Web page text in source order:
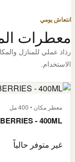
انتعاش يومي
معطرات
رذاذ عملي للمنازل
الاستخدام.
معطر مكان • 400 مل
- 400ML
غير متوفر حالياً